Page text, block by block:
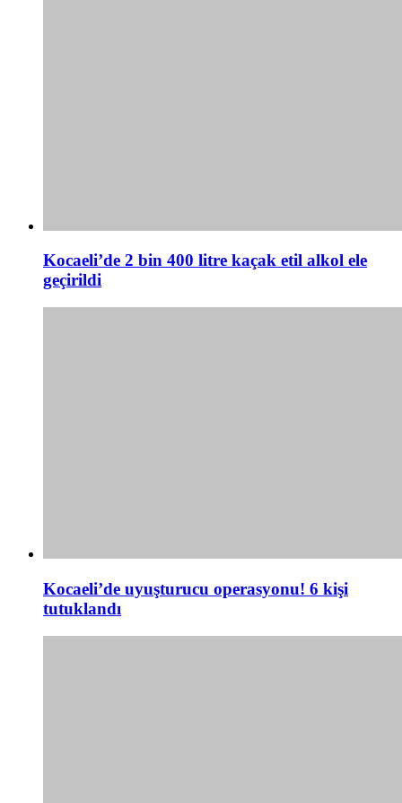
Kocaeli’de 2 bin 400 litre kaçak etil alkol ele
geçirildi
Kocaeli’de uyuşturucu operasyonu! 6 kişi
tutuklandı